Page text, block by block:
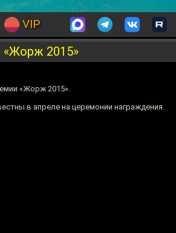
VIP
2015»
«Жорж 2015».
в апреле на церемонии награждения.